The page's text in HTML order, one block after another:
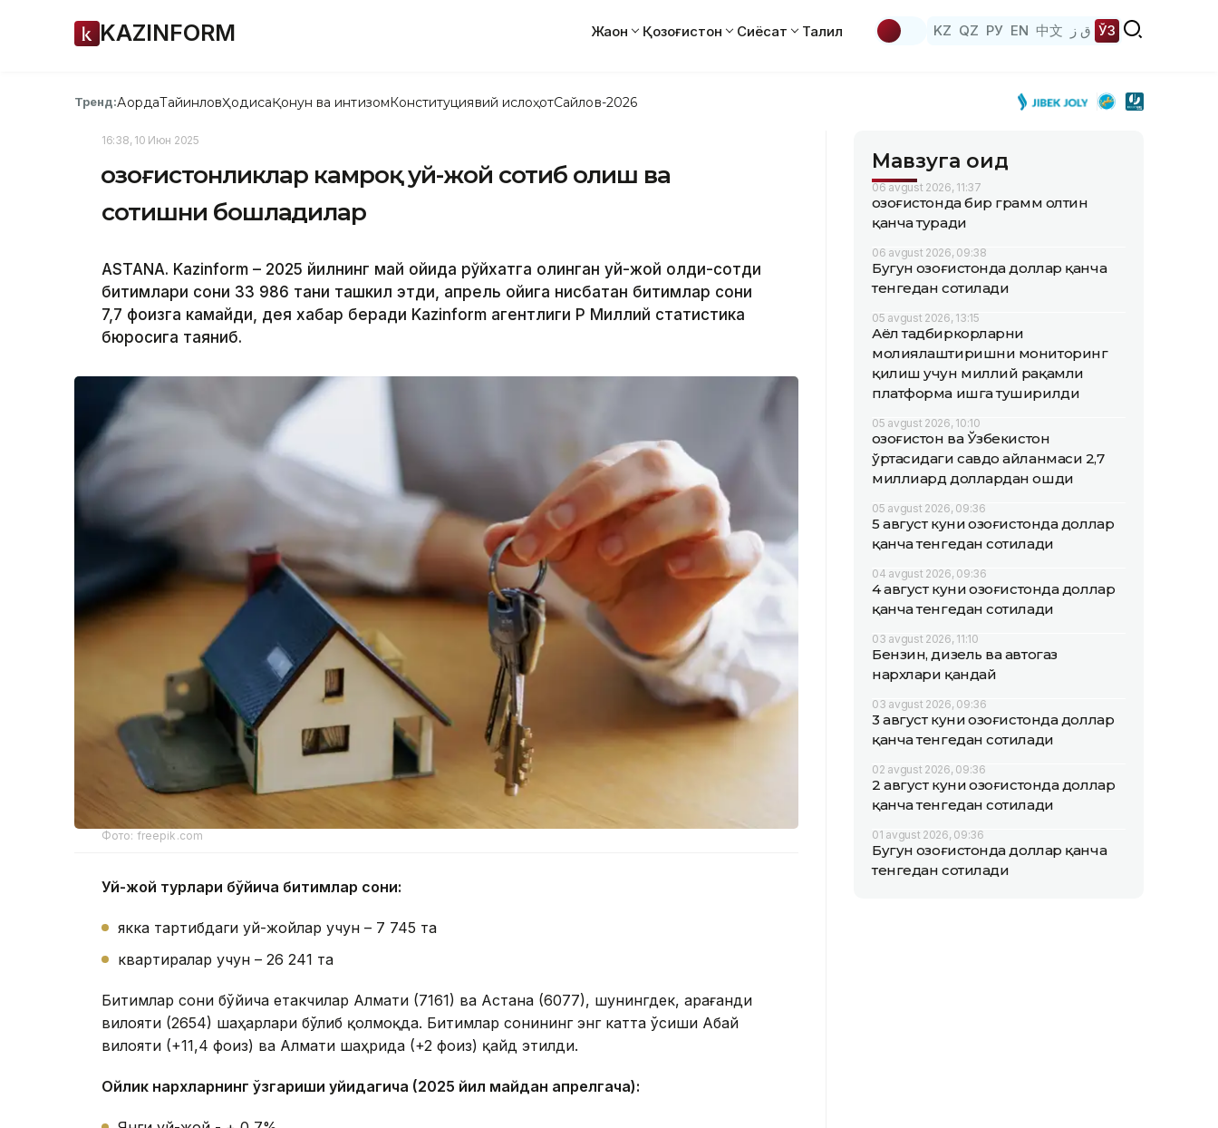
KAZINFORM Жаҳон Қозоғистон Сиёсат Таҳлил KZ QZ РУ EN 中文 ق ز ЎЗ
Тренд:АқордаТайинловҲодисаҚонун ва интизомКонституциявий ислоҳотСайлов-2026
16:38, 10 Июн 2025
Қозоғистонликлар камроқ уй-жой сотиб олиш ва
сотишни бошладилар
ASTANA. Kazinform – 2025 йилнинг май ойида рўйхатга олинган уй-жой олди-сотди
битимлари сони 33 986 тани ташкил этди, апрель ойига нисбатан битимлар сони
7,7 фоизга камайди, дея хабар беради Kazinform агентлиги ҚР Миллий статистика
бюросига таяниб.
Фото: freepik.com
Уй-жой турлари бўйича битимлар сони:
якка тартибдаги уй-жойлар учун – 7 745 та
квартиралар учун – 26 241 та
Битимлар сони бўйича етакчилар Алмати (7161) ва Астана (6077), шунингдек, Қарағанди
вилояти (2654) шаҳарлари бўлиб қолмоқда. Битимлар сонининг энг катта ўсиши Абай
вилояти (+11,4 фоиз) ва Алмати шаҳрида (+2 фоиз) қайд этилди.
Ойлик нархларнинг ўзгариши қуйидагича (2025 йил майдан апрелгача):
Мавзуга оид
06 avgust 2026, 11:37
Қозоғистонда бир грамм олтин
қанча туради
06 avgust 2026, 09:38
Бугун Қозоғистонда доллар қанча
тенгедан сотилади
05 avgust 2026, 13:15
Аёл тадбиркорларни
молиялаштиришни мониторинг
қилиш учун миллий рақамли
платформа ишга туширилди
05 avgust 2026, 10:10
Қозоғистон ва Ўзбекистон
ўртасидаги савдо айланмаси 2,7
миллиард доллардан ошди
05 avgust 2026, 09:36
5 август куни Қозоғистонда доллар
қанча тенгедан сотилади
04 avgust 2026, 09:36
4 август куни Қозоғистонда доллар
қанча тенгедан сотилади
03 avgust 2026, 11:10
Бензин, дизель ва автогаз
нархлари қандай
03 avgust 2026, 09:36
3 август куни Қозоғистонда доллар
қанча тенгедан сотилади
02 avgust 2026, 09:36
2 август куни Қозоғистонда доллар
қанча тенгедан сотилади
01 avgust 2026, 09:36
Бугун Қозоғистонда доллар қанча
тенгедан сотилади